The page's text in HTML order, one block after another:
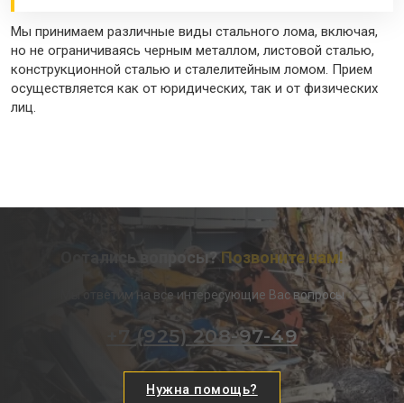
Мы принимаем различные виды стального лома, включая,
но не ограничиваясь черным металлом, листовой сталью,
конструкционной сталью и сталелитейным ломом. Прием
осуществляется как от юридических, так и от физических
лиц.
Остались вопросы? Позвоните нам!
Мы ответим на все интересующие Вас вопросы
+7 (925) 208-97-49
Нужна помощь?